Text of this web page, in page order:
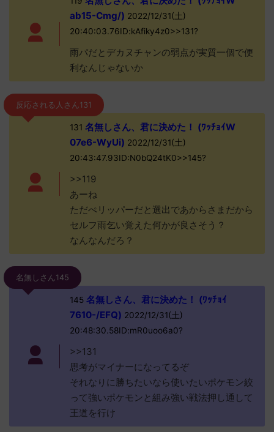
ab15-Cmg/) 2022/12/31(土)
20:40:03.76ID:kAfiky4z0>>131?
雨パだとデカヌチャンの弱点が実質一個で便
利なんじゃないか
反応される人さん131
131 名無しさん、君に決めた！ (ﾜｯﾁｮｲW
07e6-WyUi) 2022/12/31(土)
20:43:47.93ID:N0bQ24tK0>>145?
>>119
あーね
ただぺリッパーだと選出であからさまだから
セルフ雨乞い覚えた何かが良さそう？
なんなんだろ？
名無しさん145
145名無しさん、君に決めた！ (ﾜｯﾁｮｲ
7610-/EFQ) 2022/12/31(土)
20:48:30.58ID:mR0uoo6a0?
>>131
思考がマイナーになってるぞ
それなりに勝ちたいなら使いたいポケモン絞
って強いポケモンと組み強い戦法押し通して
王道を行け